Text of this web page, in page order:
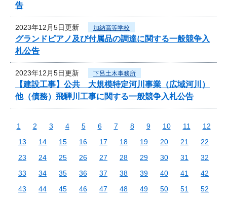
告
2023年12月5日更新 加納高等学校
グランドピアノ及び付属品の調達に関する一般競争入
札公告
2023年12月5日更新 下呂土木事務所
【建設工事】公共 大規模特定河川事業（広域河川）
他（債務）飛騨川工事に関する一般競争入札公告
1 2 3 4 5 6 7 8 9 10 11
12
13
14 15 16 17 18 19 20 21
22
23
24 25 26 27 28 29 30 31
32
33
34 35 36 37 38 39 40 41
42
43
44 45 46 47 48 49 50 51
52